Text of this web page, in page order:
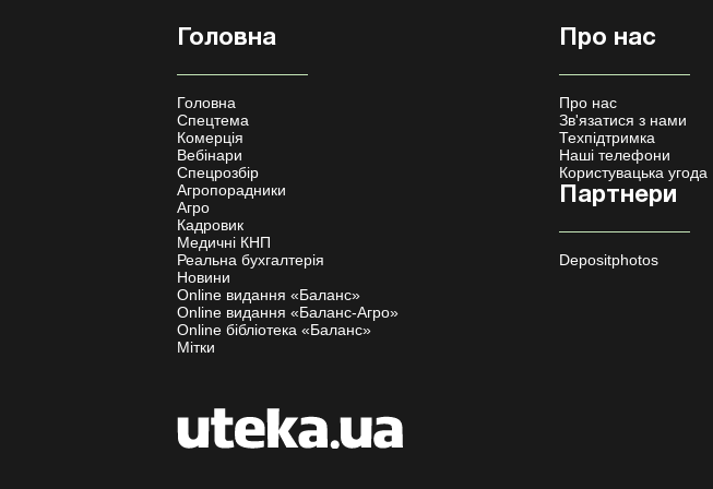
Головна
Головна
Спецтема
Комерція
Вебінари
Спецрозбір
Агропорадники
Агро
Кадровик
Медичні КНП
Реальна бухгалтерія
Новини
Online видання «Баланс»
Online видання «Баланс-Агро»
Online бібліотека «Баланс»
Мітки
Про нас
Про нас
Зв'язатися з нами
Техпідтримка
Наші телефони
Користувацька угода
Партнери
Depositphotos